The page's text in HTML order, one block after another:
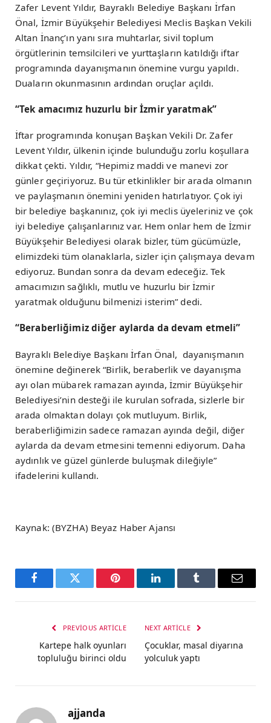
Zafer Levent Yıldır, Bayraklı Belediye Başkanı İrfan
Önal, İzmir Büyükşehir Belediyesi Meclis Başkan Vekili
Altan İnanç’ın yanı sıra muhtarlar, sivil toplum
örgütlerinin temsilcileri ve yurttaşların katıldığı iftar
programında dayanışmanın önemine vurgu yapıldı.
Duaların okunmasının ardından oruçlar açıldı.
“Tek amacımız huzurlu bir İzmir yaratmak”
İftar programında konuşan Başkan Vekili Dr. Zafer
Levent Yıldır, ülkenin içinde bulunduğu zorlu koşullara
dikkat çekti. Yıldır, “Hepimiz maddi ve manevi zor
günler geçiriyoruz. Bu tür etkinlikler bir arada olmanın
ve paylaşmanın önemini yeniden hatırlatıyor. Çok iyi
bir belediye başkanınız, çok iyi meclis üyeleriniz ve çok
iyi belediye çalışanlarınız var. Hem onlar hem de İzmir
Büyükşehir Belediyesi olarak bizler, tüm gücümüzle,
elimizdeki tüm olanaklarla, sizler için çalışmaya devam
ediyoruz. Bundan sonra da devam edeceğiz. Tek
amacımızın sağlıklı, mutlu ve huzurlu bir İzmir
yaratmak olduğunu bilmenizi isterim” dedi.
“Beraberliğimiz diğer aylarda da devam etmeli”
Bayraklı Belediye Başkanı İrfan Önal, dayanışmanın
önemine değinerek “Birlik, beraberlik ve dayanışma
ayı olan mübarek ramazan ayında, İzmir Büyükşehir
Belediyesi’nin desteği ile kurulan sofrada, sizlerle bir
arada olmaktan dolayı çok mutluyum. Birlik,
beraberliğimizin sadece ramazan ayında değil, diğer
aylarda da devam etmesini temenni ediyorum. Daha
aydınlık ve güzel günlerde buluşmak dileğiyle”
ifadelerini kullandı.
Kaynak: (BYZHA) Beyaz Haber Ajansı
FacebookTwitter Pinterest LinkedInTumblr Email
PREVIOUS ARTICLE
Kartepe halk oyunları
topluluğu birinci oldu
NEXT ARTICLE
Çocuklar, masal diyarına
yolculuk yaptı
ajjanda